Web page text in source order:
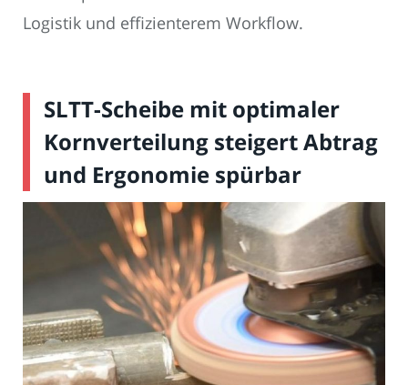
Logistik und effizienterem Workflow.
SLTT-Scheibe mit optimaler
Kornverteilung steigert Abtrag
und Ergonomie spürbar